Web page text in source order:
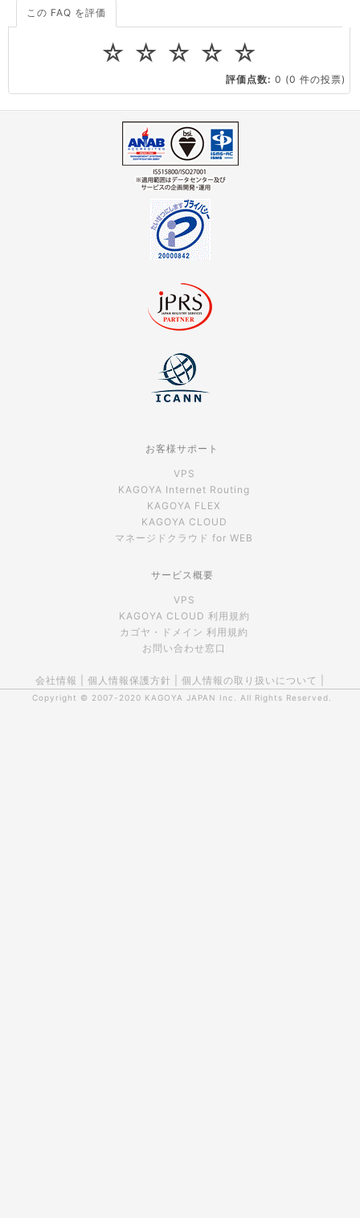
サーバーが重いので調査してほしい
CPUやメモリをアップグレードしたい
この FAQ を評価
☆
☆
☆
☆
☆
評価点数: 0 (0 件の投票)
お客様サポート
VPS
KAGOYA Internet Routing
KAGOYA FLEX
KAGOYA CLOUD
マネージドクラウド for WEB
サービス概要
VPS
KAGOYA CLOUD 利用規約
カゴヤ・ドメイン 利用規約
お問い合わせ窓口
会社情報 個人情報保護方針 個人情報の取り扱いについて
Copyright © 2007-2020 KAGOYA JAPAN Inc. All Rights Reserved.